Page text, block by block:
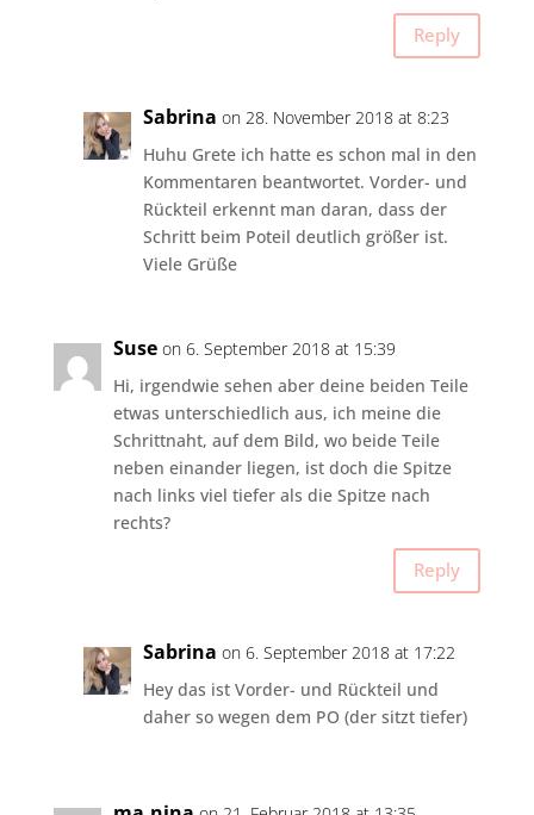
Reply
Sabrina on 28. November 2018 at 8:23
Huhu Grete ich hatte es schon mal in den
Kommentaren beantwortet. Vorder- und
Rückteil erkennt man daran, dass der
Schritt beim Poteil deutlich größer ist.
Viele Grüße
Suse on 6. September 2018 at 15:39
Hi, irgendwie sehen aber deine beiden Teile
etwas unterschiedlich aus, ich meine die
Schrittnaht, auf dem Bild, wo beide Teile
neben einander liegen, ist doch die Spitze
nach links viel tiefer als die Spitze nach
rechts?
Reply
Sabrina on 6. September 2018 at 17:22
Hey das ist Vorder- und Rückteil und
daher so wegen dem PO (der sitzt tiefer)